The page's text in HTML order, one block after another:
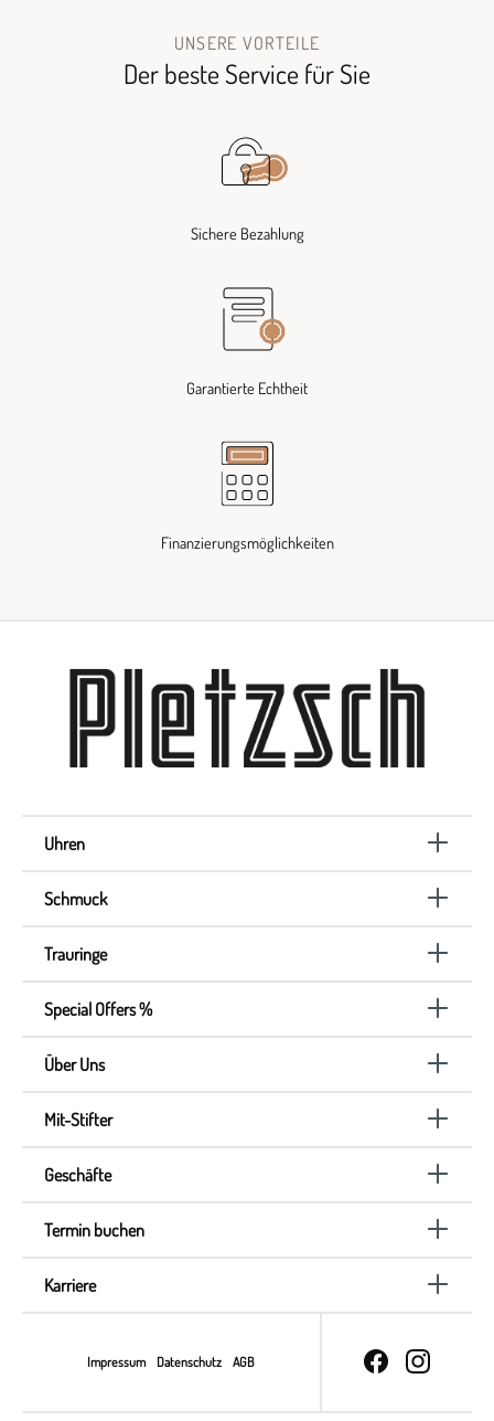
UNSERE VORTEILE
Der beste Service für Sie
Sichere Bezahlung
Garantierte Echtheit
Finanzierungsmöglichkeiten
Uhren
Schmuck
Trauringe
Special Offers %
Über Uns
Mit-Stifter
Geschäfte
Termin buchen
Karriere
Impressum Datenschutz AGB